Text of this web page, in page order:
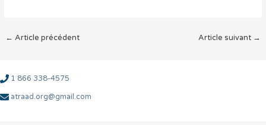
← Article précédent Article suivant →
1 866 338-4575
atraad.org@gmail.com